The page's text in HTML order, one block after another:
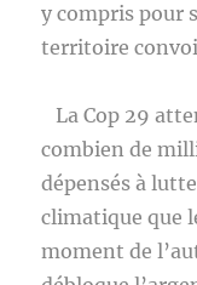
y compris pour
territoire
La Cop 29
combien de
dépensés à
climatique que
moment de